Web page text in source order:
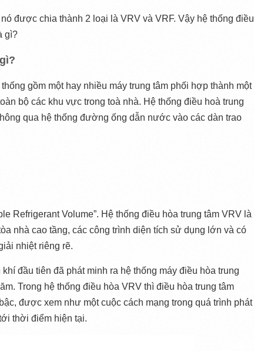
được chia thành 2 loại là VRV và VRF. Vậy hệ thống điều
gì?
gồm một hay nhiều máy trung tâm phối hợp thành một
bộ các khu vực trong toà nhà. Hệ thống điều hoà trung
qua hệ thống đường ống dẫn nước vào các dàn trao
Refrigerant Volume”. Hệ thống điều hòa trung tâm VRV là
nhà cao tầng, các công trình diện tích sử dụng lớn và có
nhiệt riêng rẽ.
đầu tiên đã phát minh ra hệ thống máy điều hòa trung
Trong hệ thống điều hòa VRV thì điều hòa trung tâm
được xem như một cuộc cách mạng trong quá trình phát
thời điểm hiện tại.